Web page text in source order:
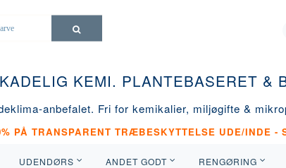
KEMI. PLANTEBASERET &
anbefalet. Fri for kemikalier, miljøgifte &
PÅ TRANSPARENT TRÆBESKYTTELSE UDE/INDE -
UDENDØRS ANDET GODT RENGØRING